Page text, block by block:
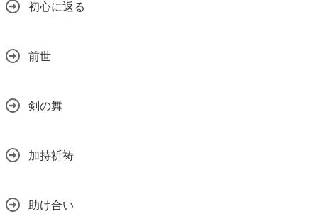
初心に返る
前世
剣の舞
加持祈祷
助け合い